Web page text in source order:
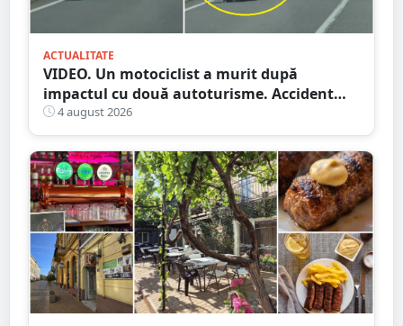
ACTUALITATE
VIDEO. Un motociclist a murit după
impactul cu două autoturisme. Accident
cumplit în județul vecin
4 august 2026